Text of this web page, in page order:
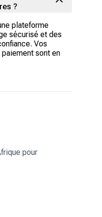
?
plateforme
sécurisé et des
Vos
sont en
pour